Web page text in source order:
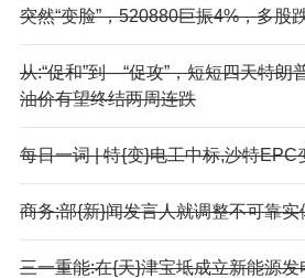
突然“变脸”，520880巨振4%，多股
从:“促和”到—“促攻”，短短四天特朗
油价有望终结两周连跌
每日一词 | 特{变}电工中标,沙特EPC
商务;部{新}闻发言人就调整不可靠
三一重能:在{天}津宝坻成立新能源发